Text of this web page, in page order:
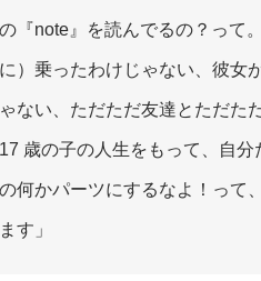
『note』を読んでるの？って
）乗ったわけじゃない、彼女
ない、ただただ友達とただた
歳の子の人生をもって、自
何かパーツにするなよ！って
す」